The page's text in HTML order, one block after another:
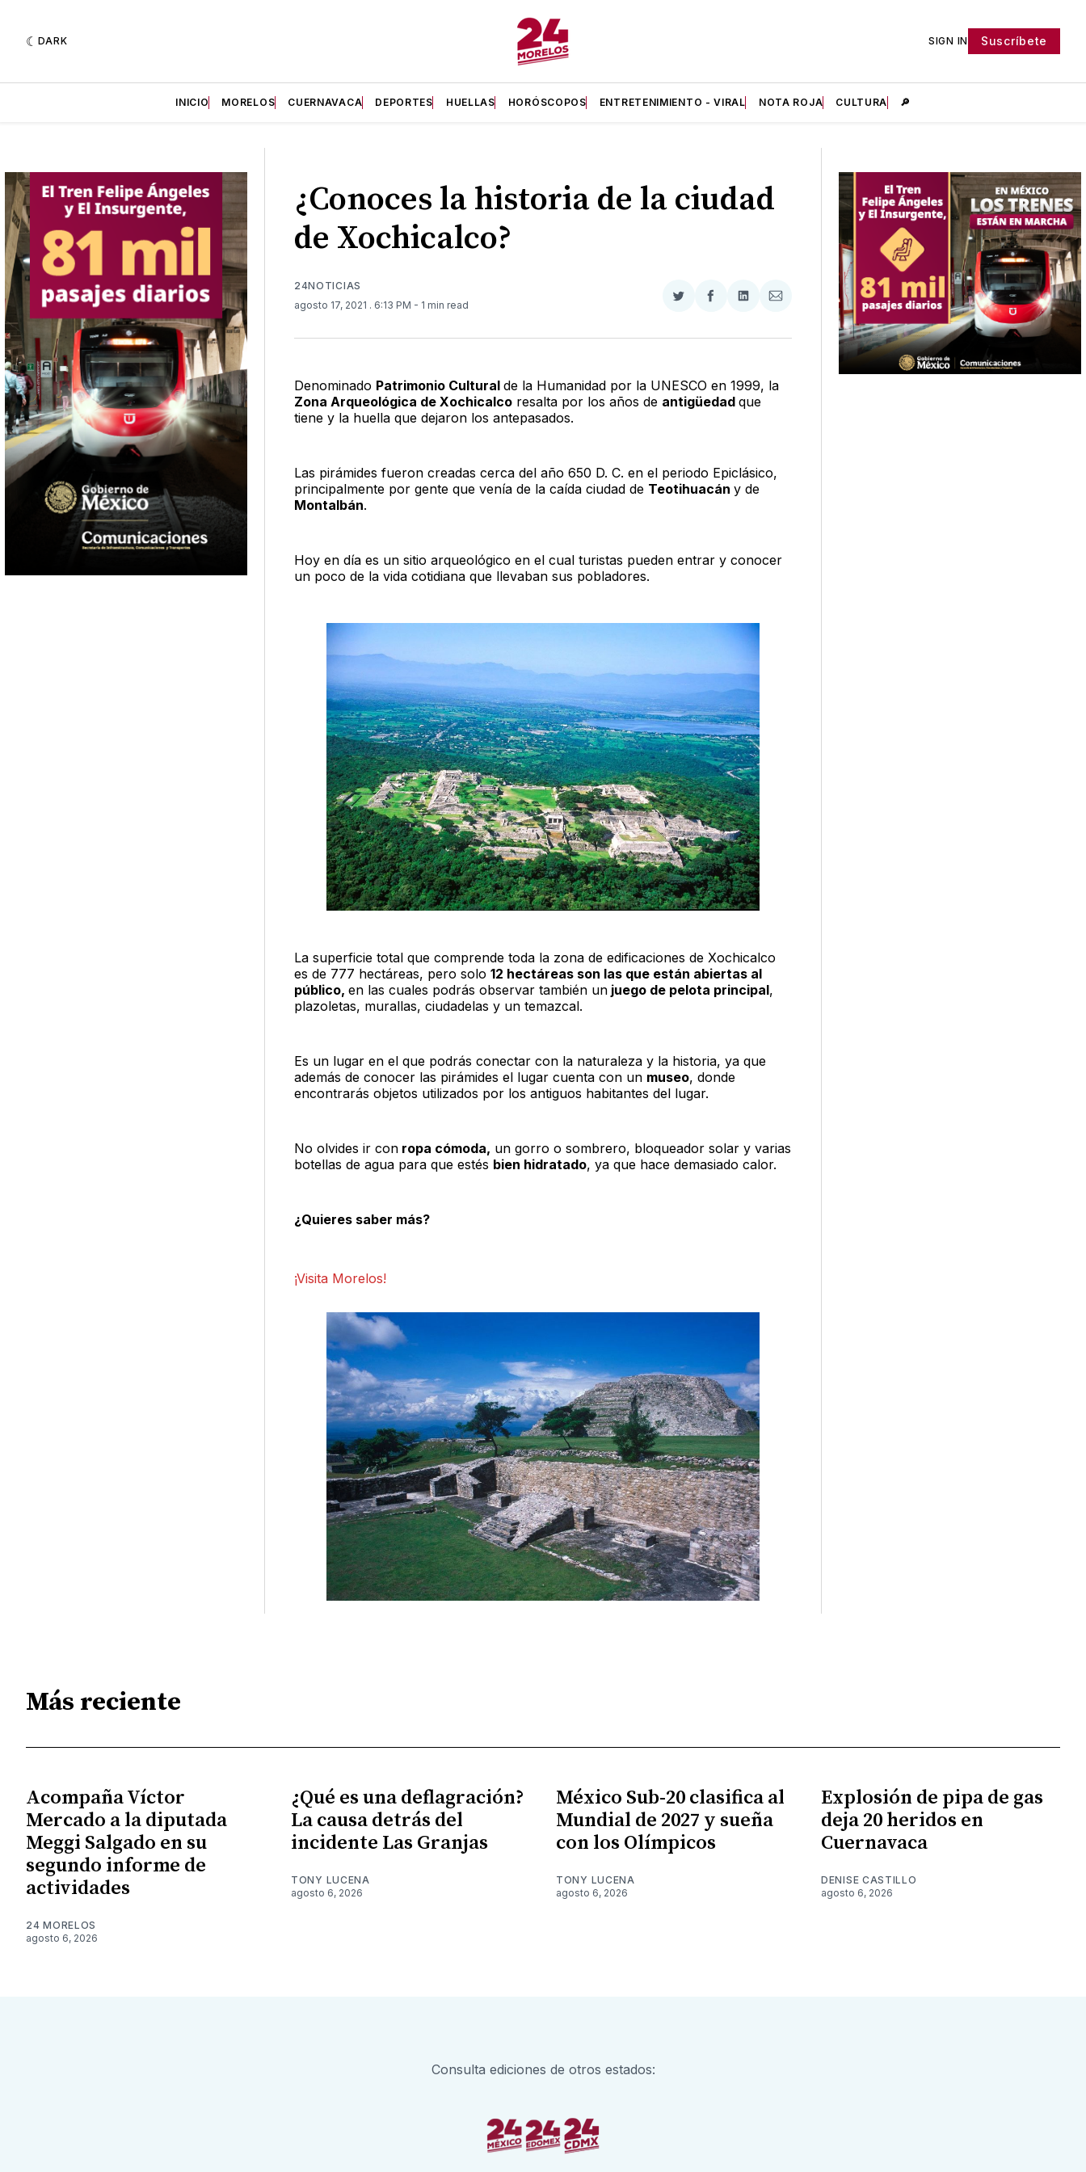
DARK SIGN IN Suscríbete
INICIO MORELOS CUERNAVACA DEPORTES HUELLAS HORÓSCOPOS ENTRETENIMIENTO - VIRAL NOTA ROJA CULTURA 🔎
¿Conoces la historia de la ciudad
de Xochicalco?
24NOTICIAS
agosto 17, 2021 . 6:13 PM - 1 min read
Compartir
Twitter
Compartir
Facebook
Compartir
LinkedIn
Compartir
Email
Denominado Patrimonio Cultural de la Humanidad por la UNESCO en 1999, la
Zona Arqueológica de Xochicalcoresalta por los años de antigüedad que
tiene y la huella que dejaron los antepasados.
Las pirámides fueron creadas cerca del año 650 D. C. en el periodo Epiclásico,
principalmente por gente que venía de la caída ciudad de Teotihuacán y de
Montalbán.
Hoy en día es un sitio arqueológico en el cual turistas pueden entrar y conocer
un poco de la vida cotidiana que llevaban sus pobladores.
La superficie total que comprende toda la zona de edificaciones de Xochicalco
es de 777 hectáreas, pero solo 12 hectáreas son las que están abiertas al
público, en las cuales podrás observar también unjuego de pelota principal,
plazoletas, murallas, ciudadelas y un temazcal.
Es un lugar en el que podrás conectar con la naturaleza y la historia, ya que
además de conocer las pirámides el lugar cuenta con un museo, donde
encontrarás objetos utilizados por los antiguos habitantes del lugar.
No olvides ir conropa cómoda, un gorro o sombrero, bloqueador solar y varias
botellas de agua para que estés bien hidratado, ya que hace demasiado calor.
¿Quieres saber más?
¡Visita Morelos!
Más reciente
Acompaña Víctor
Mercado a la diputada
Meggi Salgado en su
segundo informe de
actividades
24 MORELOS
agosto 6, 2026
¿Qué es una deflagración?
La causa detrás del
incidente Las Granjas
TONY LUCENA
agosto 6, 2026
México Sub-20 clasifica al
Mundial de 2027 y sueña
con los Olímpicos
TONY LUCENA
agosto 6, 2026
Explosión de pipa de gas
deja 20 heridos en
Cuernavaca
DENISE CASTILLO
agosto 6, 2026
Consulta ediciones de otros estados: